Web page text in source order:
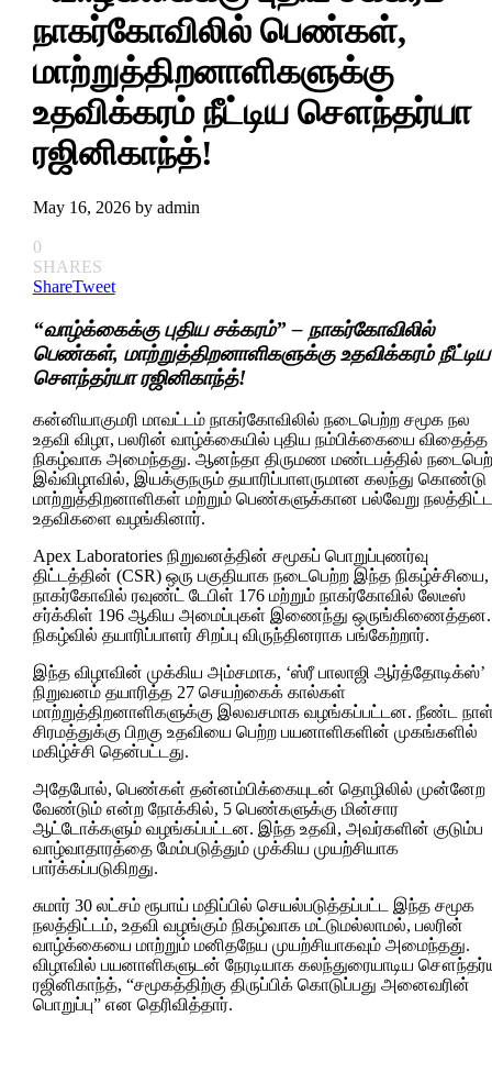
நாகர்கோவிலில் பெண்கள்,
மாற்றுத்திறனாளிகளுக்கு
உதவிக்கரம் நீட்டிய சௌந்தர்யா
ரஜினிகாந்த்!
May 16, 2026by admin
0
SHARES
ShareTweet
“வாழ்க்கைக்கு புதிய சக்கரம்” – நாகர்கோவிலில்
பெண்கள், மாற்றுத்திறனாளிகளுக்கு உதவிக்கரம் நீட்டிய
சௌந்தர்யா ரஜினிகாந்த்!
கன்னியாகுமரி மாவட்டம் நாகர்கோவிலில் நடைபெற்ற சமூக நல
உதவி விழா, பலரின் வாழ்க்கையில் புதிய நம்பிக்கையை விதைத்த
நிகழ்வாக அமைந்தது. ஆனந்தா திருமண மண்டபத்தில்
இவ்விழாவில், இயக்குநரும் தயாரிப்பாளருமான கலந்து கொண்டு
மாற்றுத்திறனாளிகள் மற்றும் பெண்களுக்கான பல்வேறு நலத்திட்ட
உதவிகளை வழங்கினார்.
Apex Laboratories நிறுவனத்தின் சமூகப் பொறுப்புணர்வு
திட்டத்தின் (CSR) ஒரு பகுதியாக நடைபெற்ற இந்த நிகழ்ச்சியை,
நாகர்கோவில் ரவுண்ட் டேபிள் 176 மற்றும் நாகர்கோவில் லேடீஸ்
சர்க்கிள் 196 ஆகிய அமைப்புகள் இணைந்து ஒருங்கிணைத்தன.
நிகழ்வில் தயாரிப்பாளர் சிறப்பு விருந்தினராக பங்கேற்றார்.
இந்த விழாவின் முக்கிய அம்சமாக, ‘ஸ்ரீ பாலாஜி ஆர்த்தோடிக்ஸ்’
நிறுவனம் தயாரித்த 27 செயற்கைக் கால்கள்
மாற்றுத்திறனாளிகளுக்கு இலவசமாக வழங்கப்பட்டன. நீண்ட
சிரமத்துக்கு பிறகு உதவியை பெற்ற பயனாளிகளின் முகங்களில்
மகிழ்ச்சி தென்பட்டது.
அதேபோல், பெண்கள் தன்னம்பிக்கையுடன் தொழிலில் முன்னேற
வேண்டும் என்ற நோக்கில், 5 பெண்களுக்கு மின்சார
ஆட்டோக்களும் வழங்கப்பட்டன. இந்த உதவி, அவர்களின் குடும்ப
வாழ்வாதாரத்தை மேம்படுத்தும் முக்கிய முயற்சியாக
பார்க்கப்படுகிறது.
சுமார் 30 லட்சம் ரூபாய் மதிப்பில் செயல்படுத்தப்பட்ட இந்த சமூக
நலத்திட்டம், உதவி வழங்கும் நிகழ்வாக மட்டுமல்லாமல், பலரின்
வாழ்க்கையை மாற்றும் மனிதநேய முயற்சியாகவும் அமைந்தது.
விழாவில் பயனாளிகளுடன் நேரடியாக கலந்துரையாடிய
ரஜினிகாந்த், “சமூகத்திற்கு திருப்பிக் கொடுப்பது அனைவரின்
பொறுப்பு” என தெரிவித்தார்.